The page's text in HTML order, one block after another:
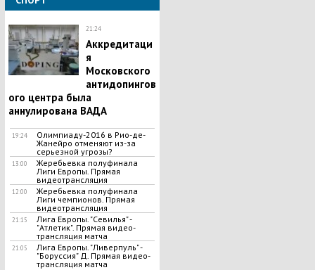
21:24
Аккредитаци
я
Московского
антидопингов
ого центра была
аннулирована ВАДА
19:24
Олимпиаду-2016 в Рио-де-
Жанейро отменяют из-за
серьезной угрозы?
13:00
Жеребьевка полуфинала
Лиги Европы. Прямая
видеотрансляция
12:00
Жеребьевка полуфинала
Лиги чемпионов. Прямая
видеотрансляция
21:15
Лига Европы. "Севилья" -
"Атлетик". Прямая видео-
трансляция матча
21:05
Лига Европы. "Ливерпуль" -
"Боруссия" Д. Прямая видео-
трансляция матча